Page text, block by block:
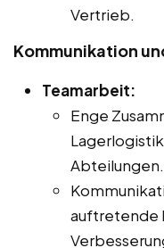
Vertrieb.
Kommunikation
Teamarbeit:
Enge
Abteilungen.
auftretende